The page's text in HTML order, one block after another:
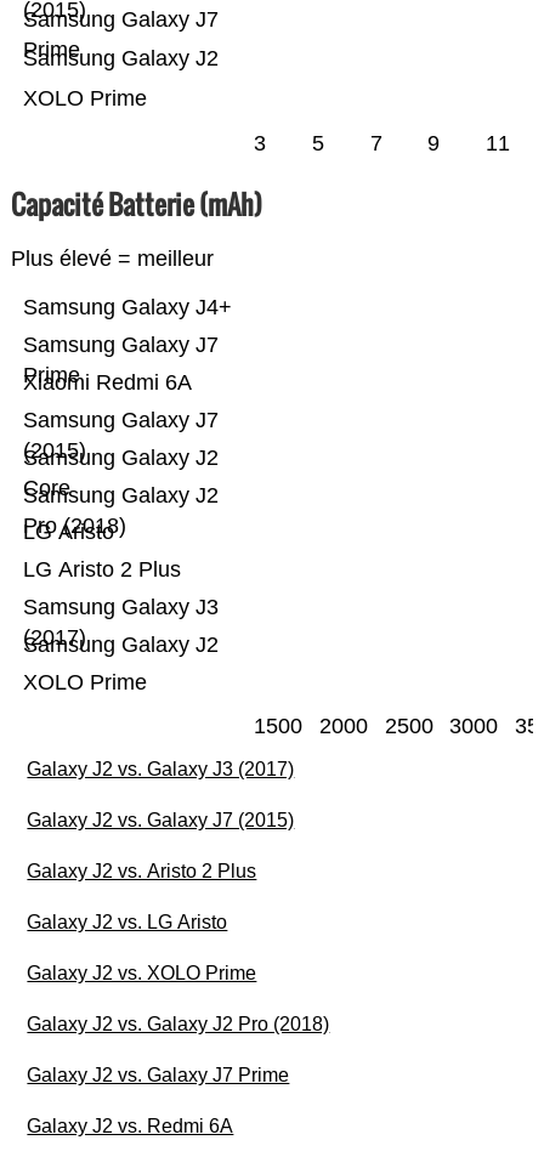
XOLO Prime
Samsung Galaxy J2
Samsung Galaxy J7
Prime
(2015)
3 5 7 9 11
Capacité Batterie (mAh)
Plus élevé = meilleur
XOLO Prime
Samsung Galaxy J2
Samsung Galaxy J3
(2017)
LG Aristo 2 Plus
LG Aristo
Samsung Galaxy J2
Pro (2018)
Samsung Galaxy J2
Core
Samsung Galaxy J7
(2015)
Xiaomi Redmi 6A
Samsung Galaxy J7
Prime
Samsung Galaxy J4+
1500 2000 2500 3000
Galaxy J2 vs. Galaxy J3 (2017)
Galaxy J2 vs. Galaxy J7 (2015)
Galaxy J2 vs. Aristo 2 Plus
Galaxy J2 vs. LG Aristo
Galaxy J2 vs. XOLO Prime
Galaxy J2 vs. Galaxy J2 Pro (2018)
Galaxy J2 vs. Galaxy J7 Prime
Galaxy J2 vs. Redmi 6A